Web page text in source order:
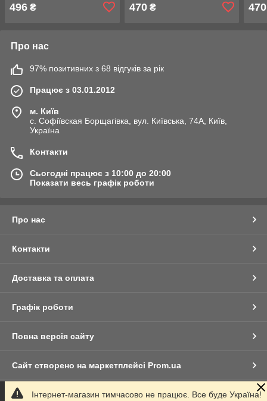
496 ₴ 470₴ 470
Про нас
97% позитивних з 68 відгуків за рік
Працює з 03.01.2012
м. Київ
с. Софіївская Борщагівка, вул. Київська, 74А, Київ,
Україна
Контакти
Сьогодні працює з 10:00 до 20:00
Показати весь графік роботи
Про нас
Контакти
Доставка та оплата
Графік роботи
Повна версія сайту
Сайт створено на маркетплейсі Prom.ua
Політика конфіденційності
Інтернет-магазин тимчасово не працює. Все буде Україна!